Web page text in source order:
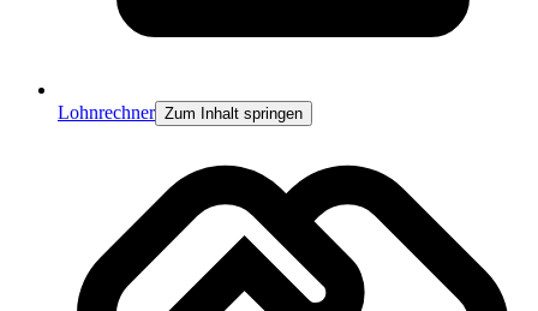
Lohnrechner Zum Inhalt springen